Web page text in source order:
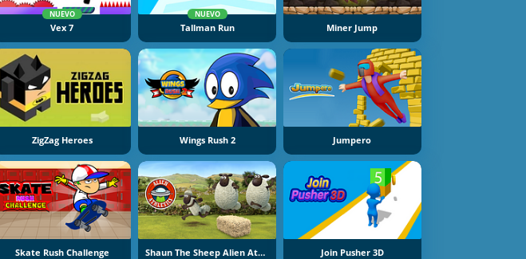
NUEVO
Vex 7
NUEVO
Tallman Run Miner Jump
ZigZag Heroes Wings Rush 2 Jumpero
Skate Rush Challenge Shaun The Sheep Alien Athletics Join Pusher 3D